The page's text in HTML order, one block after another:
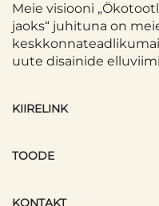
Meie visiooni
jaoks“ juhituna on
uute disainide
KIIRELINK
TOODE
KONTAKT